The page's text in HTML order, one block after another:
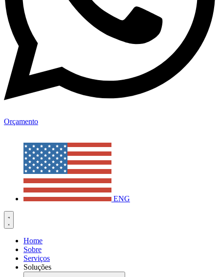
Orçamento
ENG
Home
Sobre
Serviços
Soluções